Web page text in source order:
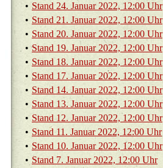
• Stand 24. Ja­nu­ar 2022, 12:00 Uhr
• Stand 21. Ja­nu­ar 2022, 12:00 Uhr
• Stand 20. Ja­nu­ar 2022, 12:00 Uhr
• Stand 19. Ja­nu­ar 2022, 12:00 Uhr
• Stand 18. Ja­nu­ar 2022, 12:00 Uhr
• Stand 17. Ja­nu­ar 2022, 12:00 Uhr
• Stand 14. Ja­nu­ar 2022, 12:00 Uhr
• Stand 13. Ja­nu­ar 2022, 12:00 Uhr
• Stand 12. Ja­nu­ar 2022, 12:00 Uhr
• Stand 11. Ja­nu­ar 2022, 12:00 Uhr
• Stand 10. Ja­nu­ar 2022, 12:00 Uhr
• Stand 7. Ja­nu­ar 2022, 12:00 Uhr